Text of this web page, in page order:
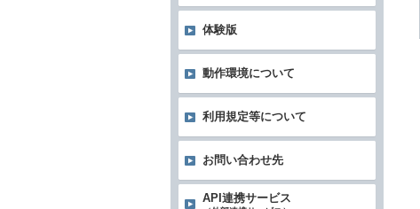
体験版
動作環境について
利用規定等について
お問い合わせ先
API連携サービス